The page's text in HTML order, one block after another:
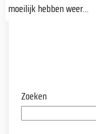
moeilijk hebben weer…
Zoeken